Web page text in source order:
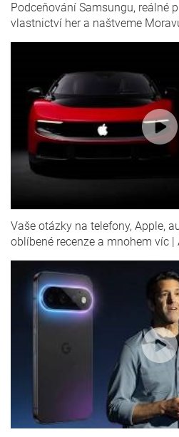
Podceňování Samsungu, reálné
vlastnictví her a naštveme
Vaše otázky na telefony, Apple,
oblíbené recenze a mnohem víc |